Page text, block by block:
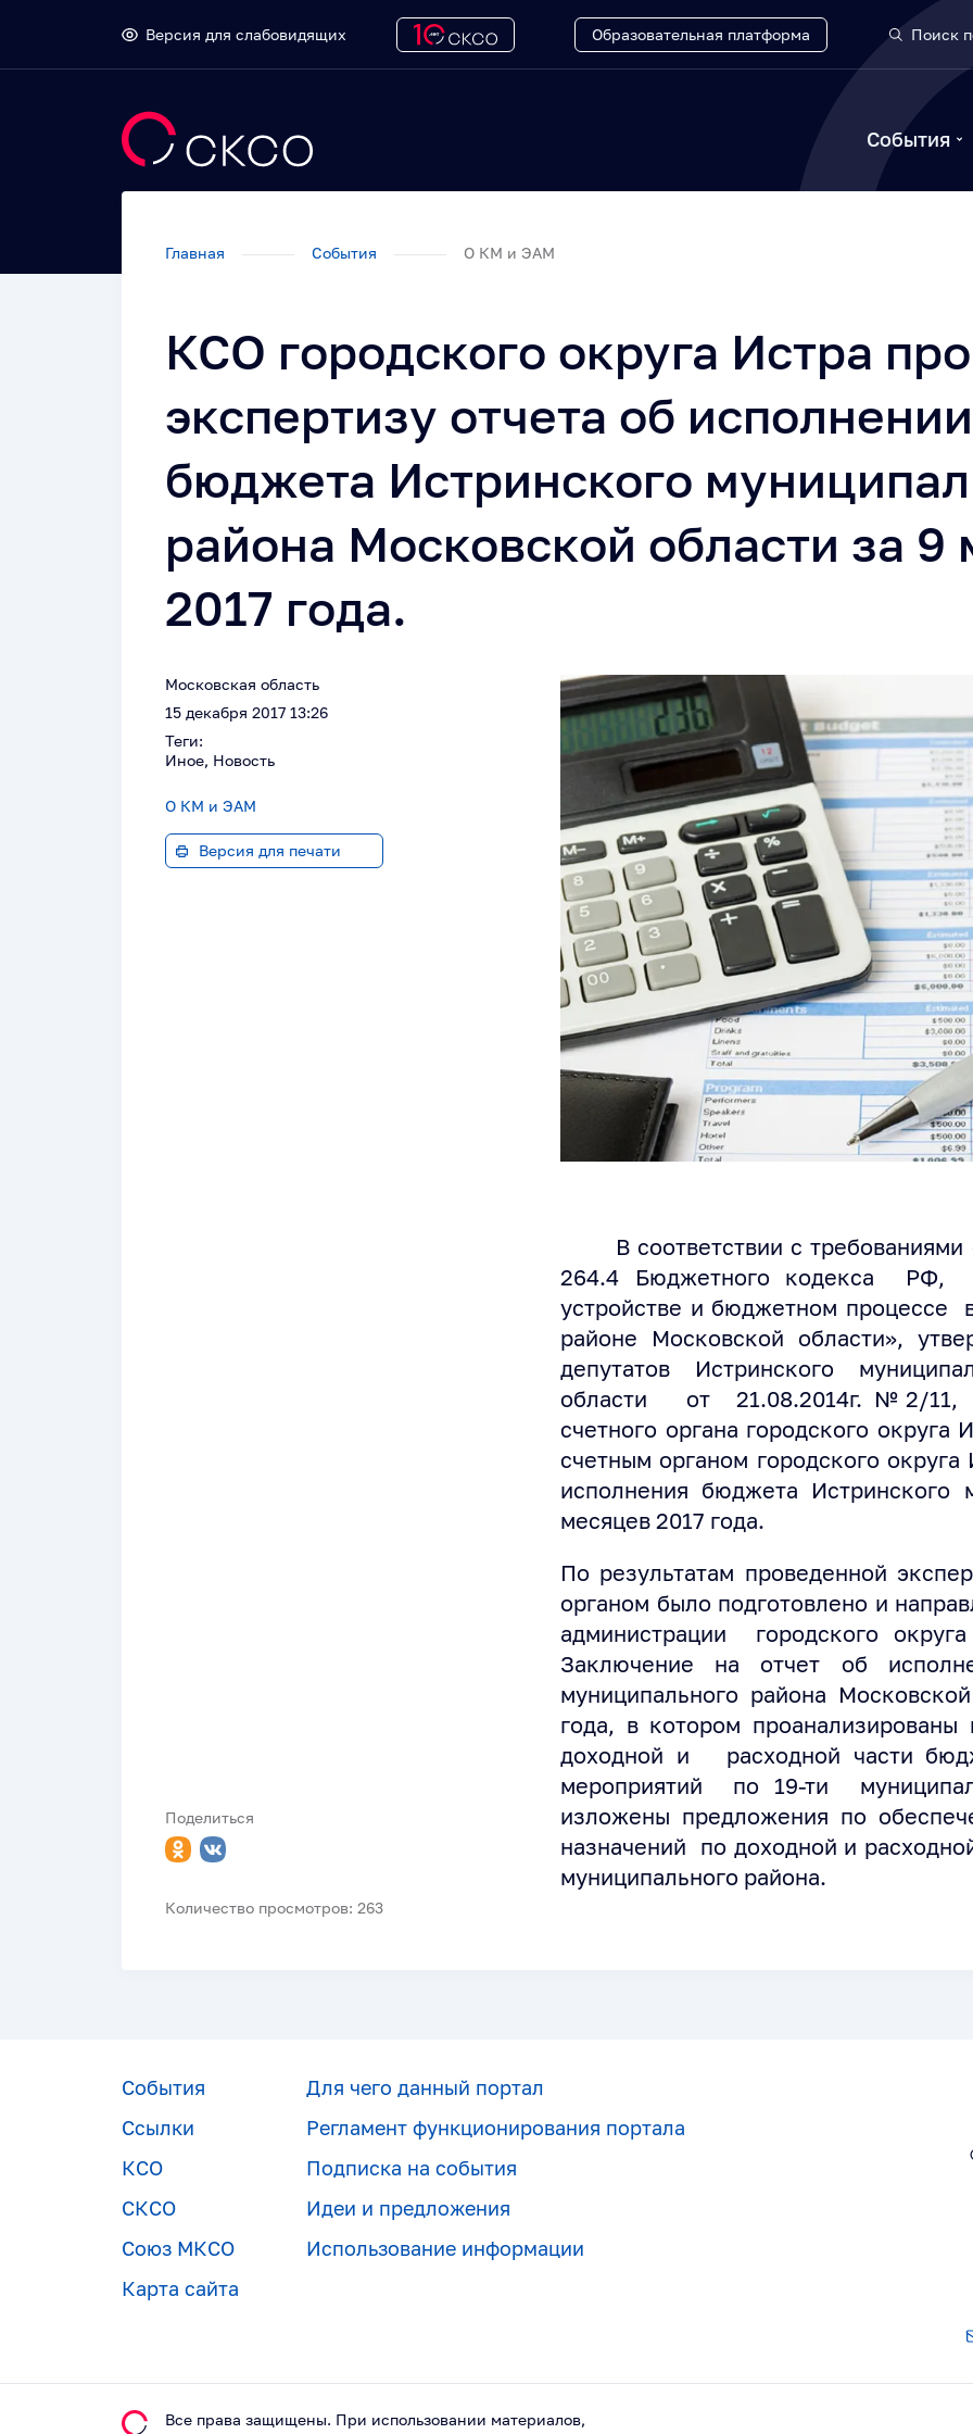
Версия для слабовидящих Образовательная платформа Поиск
События
Главная События О КМ и ЭАМ
КСО городского округа Истра
экспертизу отчета об исполнении
бюджета Истринского
района Московской области за 9
2017 года.
Московская область
15 декабря 2017 13:26
Теги:
Иное, Новость
О КМ и ЭАМ
Версия для печати
Поделиться
Количество просмотров: 263
В соответствии с требованиями
264.4 Бюджетного кодекса РФ,
устройстве и бюджетном процессе
районе Московской области»,
депутатов Истринского
области от 21.08.2014г. №2/11,
счетного органа городского округа
счетным органом городского
исполнения бюджета Истринского
месяцев 2017 года.
По результатам проведенной
органом было подготовлено и
администрации городского
Заключение на отчет об
муниципального района
года, в котором
доходной и расходной части
мероприятий по 19-ти
изложены предложения по
назначений по доходной и
муниципального района.
События
Ссылки
КСО
СКСО
Союз МКСО
Карта сайта
Для чего данный портал
Регламент функционирования портала
Подписка на события
Идеи и предложения
Использование информации
Все права защищены. При использовании материалов,